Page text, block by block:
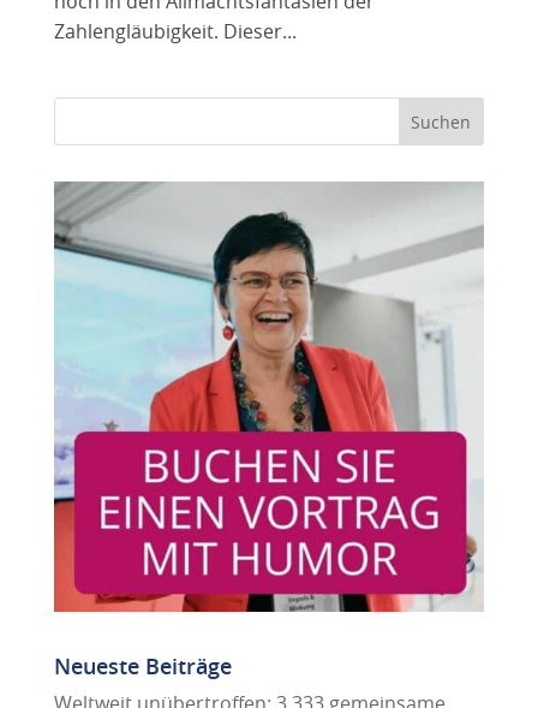
Zahlengläubigkeit. Dieser...
Neueste Beiträge